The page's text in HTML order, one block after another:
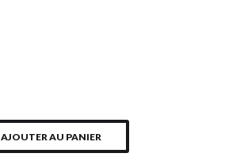
AJOUTER AU PANIER